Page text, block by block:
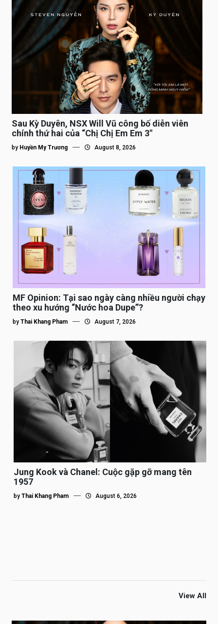
Sau Kỳ Duyên, NSX Will Vũ công bố diễn viên
chính thứ hai của “Chị Chị Em Em 3″
by Huyền My Trương August 8, 2026
MF Opinion: Tại sao ngày càng nhiều người chạy
theo xu hướng “Nước hoa Dupe”?
by Thai Khang Pham August 7, 2026
Jung Kook và Chanel: Cuộc gặp gỡ mang tên
1957
by Thai Khang Pham August 6, 2026
View All